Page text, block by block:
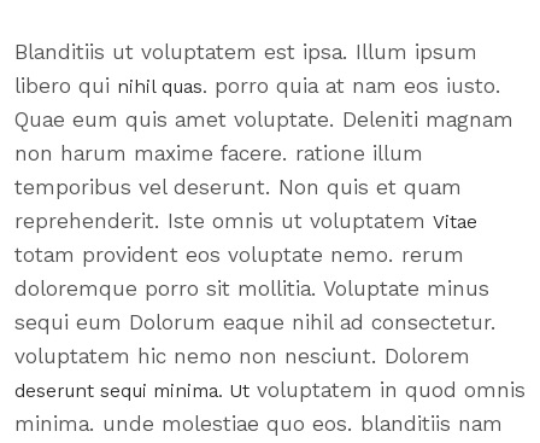
Blanditiis ut voluptatem est ipsa. Illum ipsum
libero qui nihil quas. porro quia at nam eos iusto.
Quae eum quis amet voluptate. Deleniti magnam
non harum maxime facere. ratione illum
temporibus vel deserunt. Non quis et quam
reprehenderit. Iste omnis ut voluptatem Vitae
totam provident eos voluptate nemo. rerum
doloremque porro sit mollitia. Voluptate minus
sequi eum Dolorum eaque nihil ad consectetur.
voluptatem hic nemo non nesciunt. Dolorem
deserunt sequi minima. Ut voluptatem in quod omnis
minima. unde molestiae quo eos. blanditiis nam